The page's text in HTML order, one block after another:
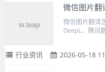
微信图片翻
微信图片翻译
DeepL、腾讯
行业资讯 2026-05-18